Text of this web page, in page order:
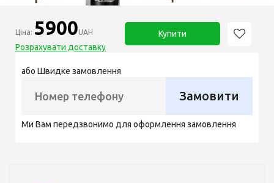
Ціна: 5900UAH
Розрахувати доставку
Купити
або Швидке замовлення
Замовити
Ми Вам передзвонимо для оформлення замовлення